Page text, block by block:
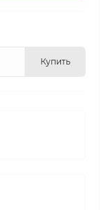
Купить